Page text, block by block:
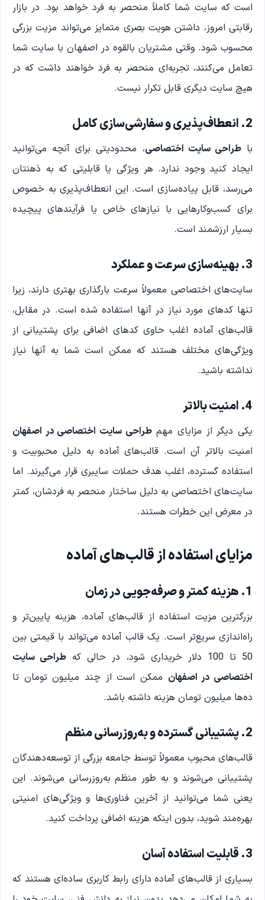
است که سایت شما کاملاً منحصر به فرد خواهد بود. در بازار
رقابتی امروز، داشتن هویت بصری متمایز می‌تواند مزیت بزرگی
محسوب شود. وقتی مشتریان بالقوه در اصفهان با سایت شما
تعامل می‌کنند، تجربه‌ای منحصر به فرد خواهند داشت که در
هیچ سایت دیگری قابل تکرار نیست.
2. انعطاف‌پذیری و سفارشی‌سازی کامل
باطراحی سایت اختصاصی، محدودیتی برای آنچه می‌توانید
ایجاد کنید وجود ندارد. هر ویژگی یا قابلیتی که به ذهنتان
می‌رسد، قابل پیاده‌سازی است. این انعطاف‌پذیری به خصوص
برای کسب‌وکارهایی با نیازهای خاص یا فرآیندهای پیچیده
بسیار ارزشمند است.
3. بهینه‌سازی سرعت و عملکرد
سایت‌های اختصاصی معمولاً سرعت بارگذاری بهتری دارند، زیرا
تنها کدهای مورد نیاز در آنها استفاده شده است. در مقابل،
قالب‌های آماده اغلب حاوی کدهای اضافی برای پشتیبانی از
ویژگی‌های مختلف هستند که ممکن است شما به آنها نیاز
نداشته باشید.
4. امنیت بالاتر
یکی دیگر از مزایای مهمطراحی سایت اختصاصی در اصفهان
امنیت بالاتر آن است. قالب‌های آماده به دلیل محبوبیت و
استفاده گسترده، اغلب هدف حملات سایبری قرار می‌گیرند. اما
سایت‌های اختصاصی به دلیل ساختار منحصر به فردشان، کمتر
در معرض این خطرات هستند.
مزایای استفاده از قالب‌های آماده
1. هزینه کمتر و صرفه‌جویی در زمان
بزرگترین مزیت استفاده از قالب‌های آماده، هزینه پایین‌تر و
راه‌اندازی سریع‌تر است. یک قالب آماده می‌تواند با قیمتی بین
50 تا 100 دلار خریداری شود، در حالی که
طراحی سایت
اختصاصی در اصفهان ممکن است از چند میلیون تومان تا
ده‌ها میلیون تومان هزینه داشته باشد.
2. پشتیبانی گسترده و به‌روزرسانی منظم
قالب‌های محبوب معمولاً توسط جامعه بزرگی از توسعه‌دهندگان
پشتیبانی می‌شوند و به طور منظم به‌روزرسانی می‌شوند. این
یعنی شما می‌توانید از آخرین فناوری‌ها و ویژگی‌های امنیتی
بهره‌مند شوید، بدون اینکه هزینه اضافی پرداخت کنید.
3. قابلیت استفاده آسان
بسیاری از قالب‌های آماده دارای رابط کاربری ساده‌ای هستند که